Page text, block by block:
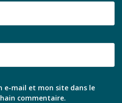
e-mail et mon site dans le
commentaire.